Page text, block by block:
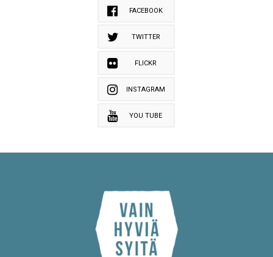
FACEBOOK
TWITTER
FLICKR
INSTAGRAM
YOU TUBE